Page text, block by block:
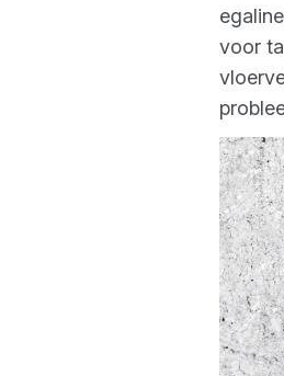
voor